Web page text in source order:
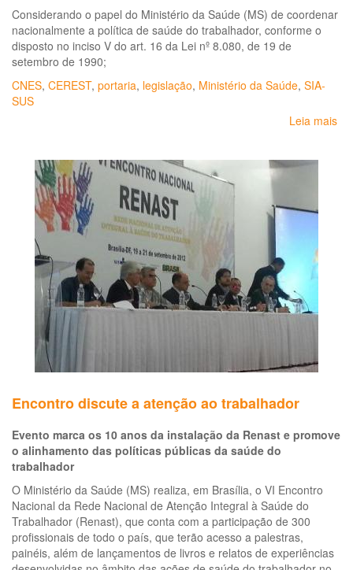
Considerando o papel do Ministério da Saúde (MS) de coordenar
nacionalmente a política de saúde do trabalhador, conforme o
disposto no inciso V do art. 16 da Lei nº 8.080, de 19 de
setembro de 1990;
CNES, CEREST, portaria, legislação, Ministério da Saúde, SIA-
SUS
Leia mais
Encontro discute a atenção ao trabalhador
Evento marca os 10 anos da instalação da Renast e promove
o alinhamento das políticas públicas da saúde do
trabalhador
O Ministério da Saúde (MS) realiza, em Brasília, o VI Encontro
Nacional da Rede Nacional de Atenção Integral à Saúde do
Trabalhador (Renast), que conta com a participação de 300
profissionais de todo o país, que terão acesso a palestras,
painéis, além de lançamentos de livros e relatos de experiências